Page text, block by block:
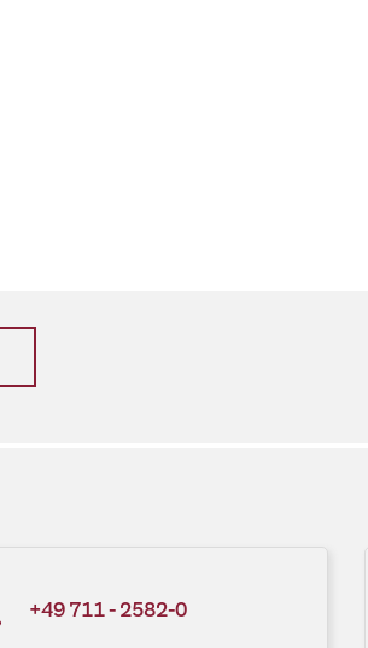
+49 711 - 2582-0